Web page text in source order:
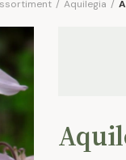
/ Aquilegia /